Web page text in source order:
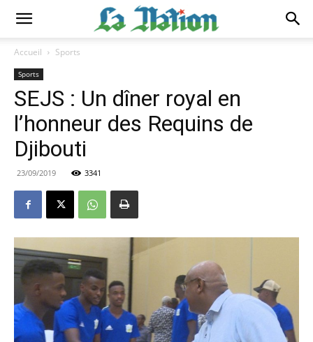
Accueil Sports
Sports
SEJS : Un dîner royal en
l’honneur des Requins de
Djibouti
23/09/2019 3341